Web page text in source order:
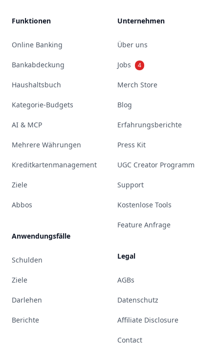
Funktionen
Online Banking
Bankabdeckung
Haushaltsbuch
Kategorie-Budgets
AI & MCP
Mehrere Währungen
Kreditkartenmanagement
Ziele
Abbos
Anwendungsfälle
Schulden
Ziele
Darlehen
Berichte
Unternehmen
Über uns
Jobs 4
Merch Store
Blog
Erfahrungsberichte
Press Kit
UGC Creator Programm
Support
Kostenlose Tools
Feature Anfrage
Legal
AGBs
Datenschutz
Affiliate Disclosure
Contact